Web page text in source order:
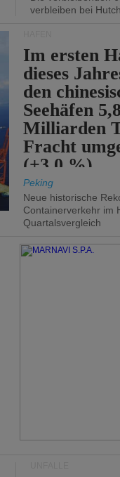
verbleiben bei
Im ersten
dieses
den
Seehäfen
Milliarden
Fracht
(+3,0 %).
Peking
Neue historische
Containerverkehr im
Quartalsvergleich